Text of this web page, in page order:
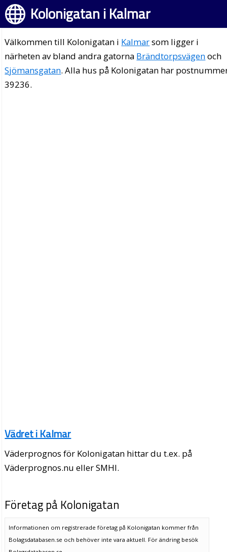
Kolonigatan i Kalmar
Välkommen till Kolonigatan i Kalmarsom ligger i
närheten av bland andra gatorna Brändtorpsvägenoch
Sjömansgatan. Alla hus på Kolonigatan har
39236.
Vädret i Kalmar
Väderprognos för Kolonigatan hittar du t.ex. på
Väderprognos.nu eller SMHI.
Företag på Kolonigatan
Informationen om registrerade företag på Kolonigatan kommer från
Bolagsdatabasen.se och behöver inte vara aktuell. För ändring besök